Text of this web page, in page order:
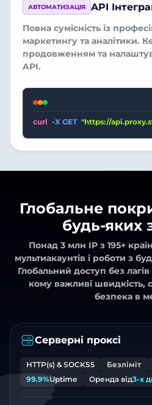
АВТОМАТИЗАЦІЯ API
Повна сумісність із
маркетингу та аналітики.
продовженням та
API.
curl -X GET "https://
Глобальне
будь-яких
Понад 3 млн IP з 195+ країн
мультиакаунтів і роботи з
Глобальний доступ без
кому важливі швидкість,
безпека в
Серверні проксі
HTTP(s) & SOCKS5 Безліміт
99.9%Uptime Оренда від3-х